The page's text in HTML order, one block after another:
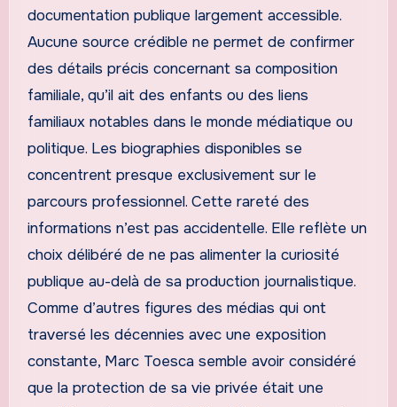
documentation publique largement accessible.
Aucune source crédible ne permet de confirmer
des détails précis concernant sa composition
familiale, qu’il ait des enfants ou des liens
familiaux notables dans le monde médiatique ou
politique. Les biographies disponibles se
concentrent presque exclusivement sur le
parcours professionnel. Cette rareté des
informations n’est pas accidentelle. Elle reflète un
choix délibéré de ne pas alimenter la curiosité
publique au-delà de sa production journalistique.
Comme d’autres figures des médias qui ont
traversé les décennies avec une exposition
constante, Marc Toesca semble avoir considéré
que la protection de sa vie privée était une